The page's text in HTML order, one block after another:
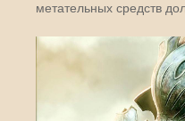
метательных средств